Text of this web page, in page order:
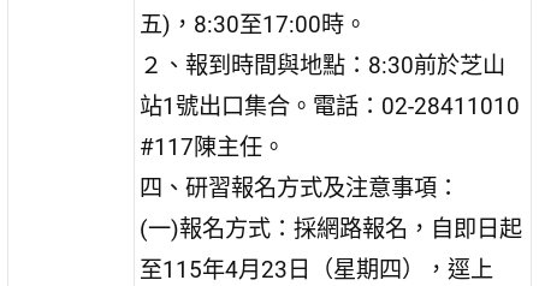
五)，8:30至17:00時。
２、報到時間與地點：8:30前於芝山
站1號出口集合。電話：02-28411010
#117陳主任。
四、研習報名方式及注意事項：
(一)報名方式：採網路報名，自即日起
至115年4月23日（星期四），逕上